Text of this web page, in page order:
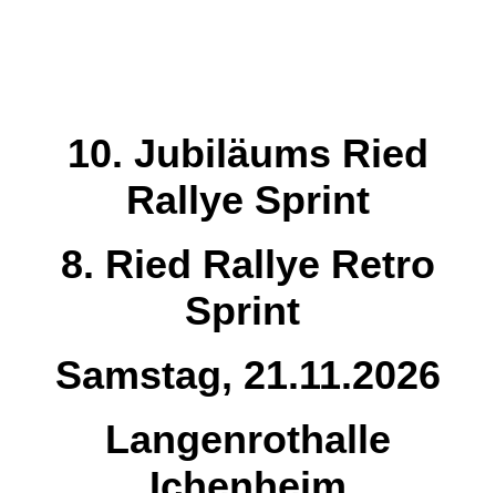
10. Jubiläums Ried
Rallye Sprint
8. Ried Rallye Retro
Sprint
Samstag, 21.11.2026
Langenrothalle